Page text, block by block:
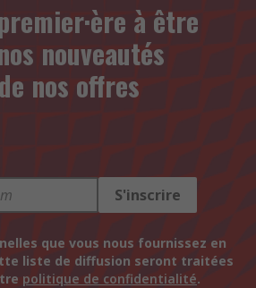
à être
nouveautés
nos offres
S'inscrire
que vous nous fournissez en
liste de diffusion seront traitées
politique de confidentialité.